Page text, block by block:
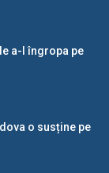
a-l îngropa pe
o susține pe